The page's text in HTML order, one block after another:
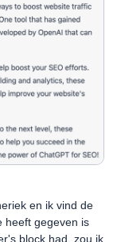
en ik vind de
heeft gegeven is
block had, zou ik